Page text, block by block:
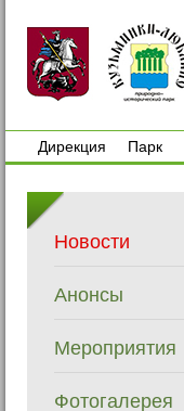
Дирекция
Парк
Новости
Анонсы
Мероприятия
Фотогалерея